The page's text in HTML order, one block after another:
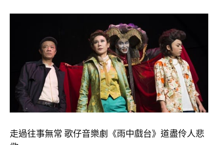
走過往事無常 歌仔音樂劇《雨中戲台》道盡伶人悲